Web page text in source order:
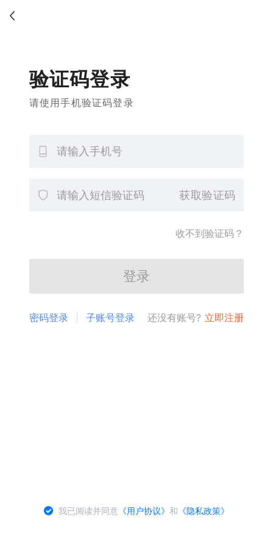
验证码登录
请使用手机验证码登录
获取验证码
收不到验证码？
登录
密码登录 子账号登录 还没有账号? 立即注册
我已阅读并同意 《用户协议》和 《隐私政策》